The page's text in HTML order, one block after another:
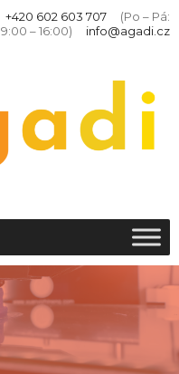
+420 602 603 707 (Po – Pá:
9:00 – 16:00) info@agadi.cz